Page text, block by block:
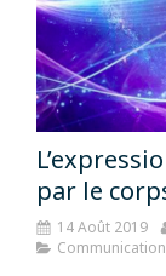
par le
14 Août 2019